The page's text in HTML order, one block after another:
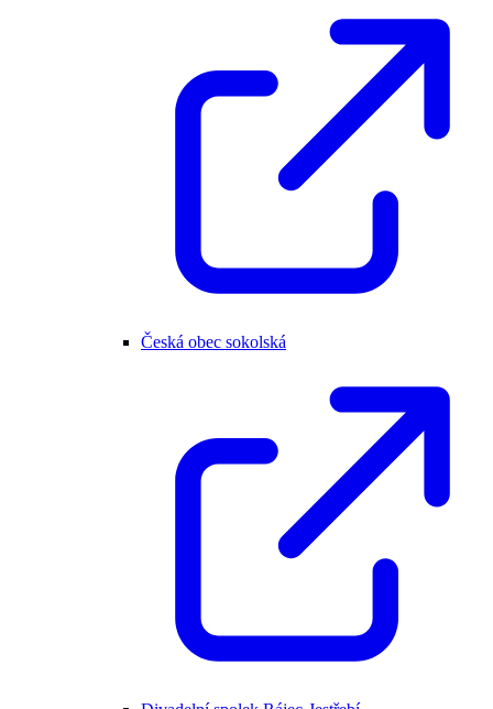
Česká obec sokolská